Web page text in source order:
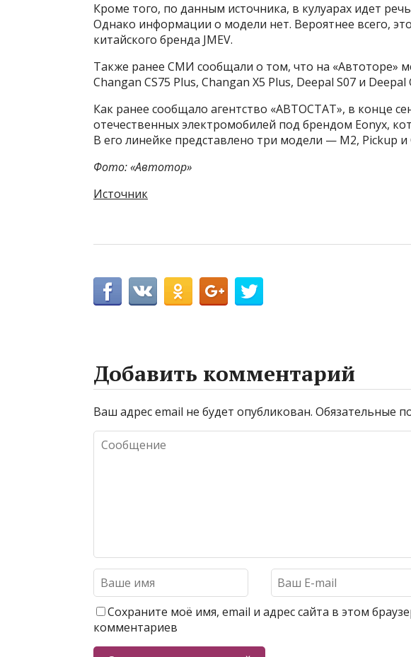
Кроме того, по данным источника, в кулуарах идет
Однако информации о модели нет. Вероятнее всего,
китайского бренда JMEV.
Также ранее СМИ сообщали о том, что на «Автоторе»
Changan CS75 Plus, Changan X5 Plus, Deepal S07 и Deepal
Как ранее сообщало агентство «АВТОСТАТ», в конце
отечественных электромобилей под брендом Eonyx,
В его линейке представлено три модели — M2, Pickup и
Фото: «Автотор»
Источник
Добавить комментарий
Ваш адрес email не будет опубликован. Обязательные
Сохраните моё имя, email и адрес сайта в этом
комментариев